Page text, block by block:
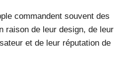
commandent souvent des
raison de leur design, de leur
et de leur réputation de